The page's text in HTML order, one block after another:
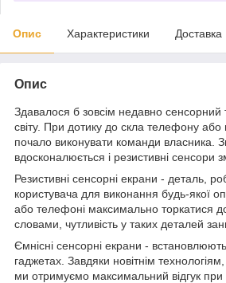
Опис Характеристики Доставка
Опис
Здавалося б зовсім недавно
світу. При дотику до скла телефону або
почало виконувати команди власника.
вдосконалюється і резистивні сенсори
Резистивні сенсорні екрани - деталь,
користувача для виконання будь-якої
або телефоні максимально торкатися
словами, чутливість у таких деталей
Ємнісні сенсорні екрани -
гаджетах. Завдяки новітнім технологіям,
ми отримуємо максимальний відгук при